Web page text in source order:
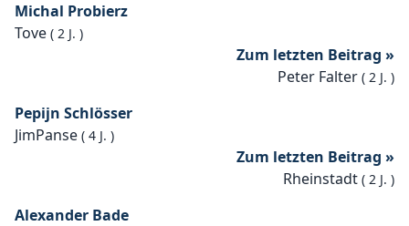
Michal Probierz
Tove ( 2 J. )
Zum letzten Beitrag »
Peter Falter ( 2 J. )
Pepijn Schlösser
JimPanse ( 4 J. )
Zum letzten Beitrag »
Rheinstadt ( 2 J. )
Alexander Bade